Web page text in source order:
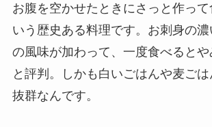
お腹を空かせたときにさっと作って
いう歴史ある料理です。お刺身の
の風味が加わって、一度食べると
と評判。しかも白いごはんや麦ご
抜群なんです。